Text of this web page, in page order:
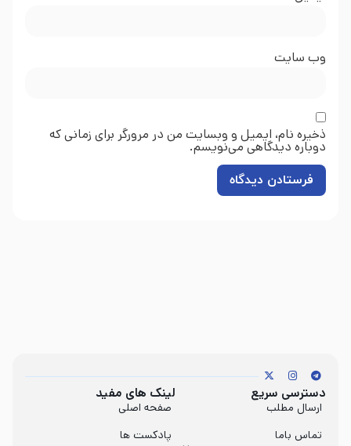
وب‌ سایت
ذخیره نام، ایمیل و وبسایت من در مرورگر برای زمانی که
دوباره دیدگاهی می‌نویسم.
دسترسی سریع
ارسال مطلب
تماس باما
لینک های مفید
صفحه اصلی
پادکست ها